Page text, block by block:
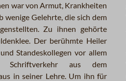
war von Armut, Krankheiten
wenige Gelehrte, die sich dem
Zu ihnen gehörte
Der berühmte Heiler
Standeskollegen vor allem
Schriftverkehr aus dem
in seiner Lehre. Um ihn für